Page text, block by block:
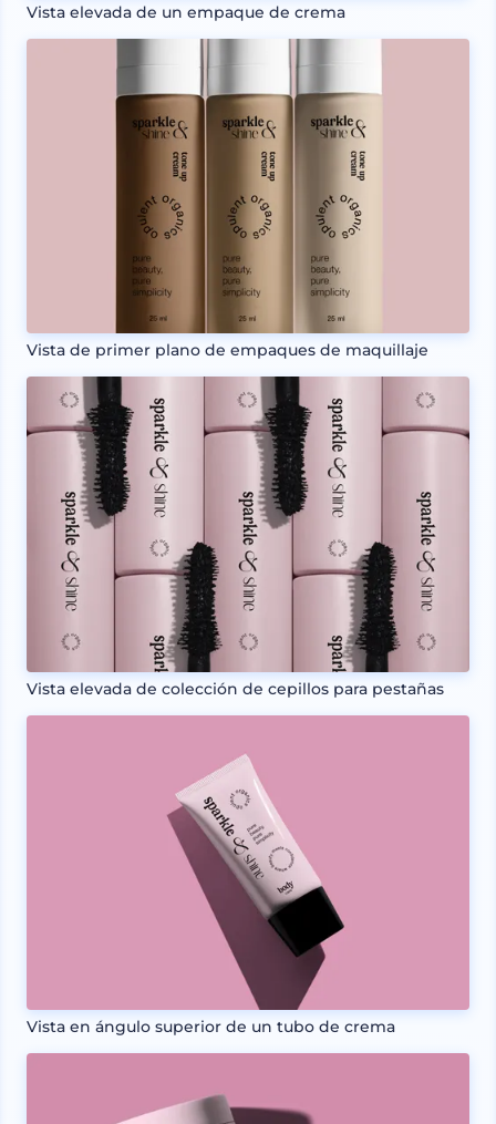
Vista elevada de un empaque de crema
Vista de primer plano de empaques de maquillaje
Vista elevada de colección de cepillos para pestañas
Vista en ángulo superior de un tubo de crema